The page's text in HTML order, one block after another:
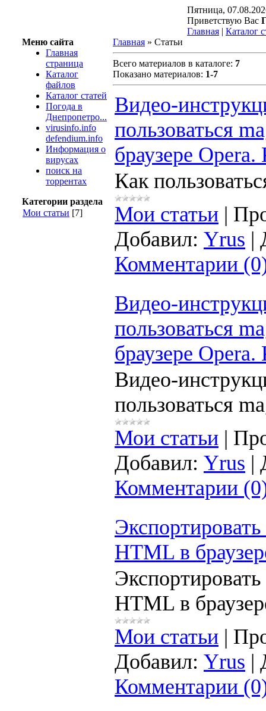
Пятница,
Приветствую Вас
Главная | Каталог
Меню сайта
Главная
страница
Каталог
файлов
Каталог статей
Погода в
Днепропетро...
virusinfo.info
defendium.info
Информация о
вирусах
поиск на
торрентах
Категории раздела
Мои статьи [7]
Главная » Статьи
Всего материалов в каталоге: 7
Показано материалов: 1-7
Видео-
пользоваться
браузере
Как
Мои статьи |
Добавил: Yrus |
Комментарии
Видео-
пользоваться
браузере
Видео-
пользоваться
Мои статьи |
Добавил: Yrus |
Комментарии
Экспортировать
HTML в
HTML в
Мои статьи |
Добавил: Yrus |
Комментарии